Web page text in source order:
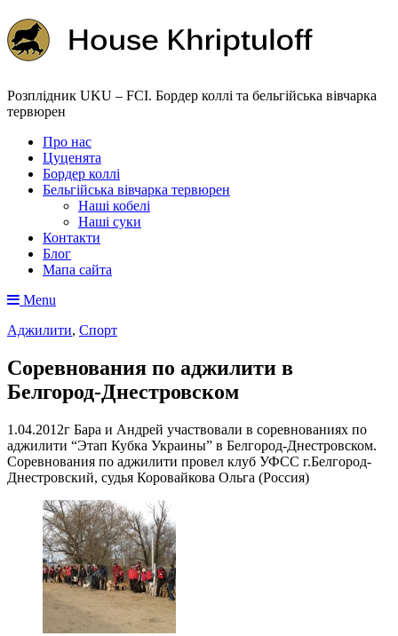
Розплідник UKU – FCI. Бордер коллі та бельгійська вівчарка
тервюрен
Про нас
Цуценята
Бордер коллі
Бельгійська вівчарка тервюрен
Наші кобелі
Наші суки
Контакти
Блог
Мапа сайта
Menu
Аджилити, Спорт
Соревнования по аджилити в
Белгород-Днестровском
1.04.2012г Бара и Андрей участвовали в соревнованиях по
аджилити “Этап Кубка Украины” в Белгород-Днестровском.
Соревнования по аджилити провел клуб УФСС г.Белгород-
Днестровский, судья Коровайкова Ольга (Россия)